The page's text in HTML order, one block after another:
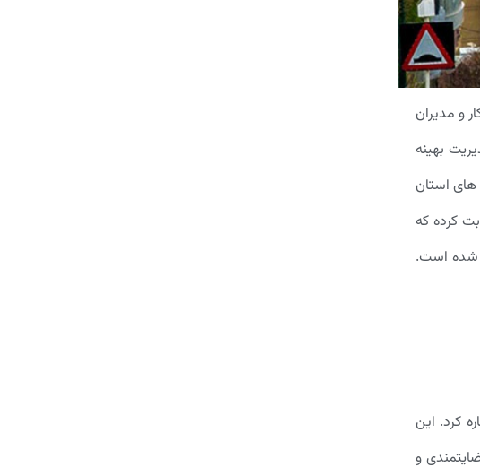
و مدیران
بهینه
های استان
کرده که
شده است.
کرد. این
و